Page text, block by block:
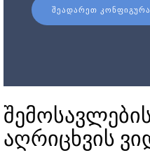
ᲨᲔᲐᲓᲐᲠᲔᲗ
აღრიცხვის